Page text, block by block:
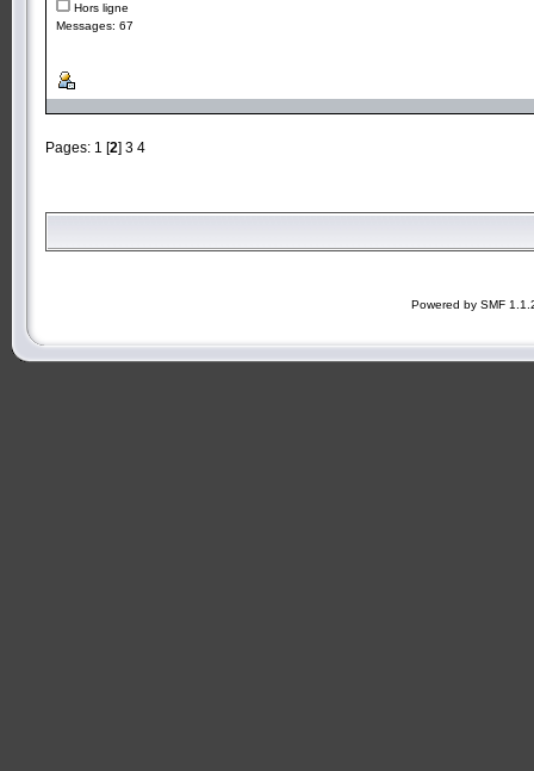
Hors ligne
Messages: 67
Pages: 1 [2] 3 4
Powered by SMF